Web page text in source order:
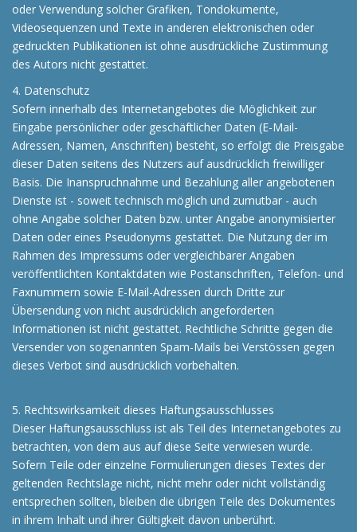
oder Verwendung solcher Grafiken, Tondokumente,
Videosequenzen und Texte in anderen elektronischen oder
gedruckten Publikationen ist ohne ausdrückliche Zustimmung
des Autors nicht gestattet.
4. Datenschutz
Sofern innerhalb des Internetangebotes die Möglichkeit zur
Eingabe persönlicher oder geschäftlicher Daten (E-Mail-
Adressen, Namen, Anschriften) besteht, so erfolgt die Preisgabe
dieser Daten seitens des Nutzers auf ausdrücklich freiwilliger
Basis. Die Inanspruchnahme und Bezahlung aller angebotenen
Dienste ist - soweit technisch möglich und zumutbar - auch
ohne Angabe solcher Daten bzw. unter Angabe anonymisierter
Daten oder eines Pseudonyms gestattet. Die Nutzung der im
Rahmen des Impressums oder vergleichbarer Angaben
veröffentlichten Kontaktdaten wie Postanschriften, Telefon- und
Faxnummern sowie E-Mail-Adressen durch Dritte zur
Übersendung von nicht ausdrücklich angeforderten
Informationen ist nicht gestattet. Rechtliche Schritte gegen die
Versender von sogenannten Spam-Mails bei Verstössen gegen
dieses Verbot sind ausdrücklich vorbehalten.
5. Rechtswirksamkeit dieses Haftungsausschlusses
Dieser Haftungsausschluss ist als Teil des Internetangebotes zu
betrachten, von dem aus auf diese Seite verwiesen wurde.
Sofern Teile oder einzelne Formulierungen dieses Textes der
geltenden Rechtslage nicht, nicht mehr oder nicht vollständig
entsprechen sollten, bleiben die übrigen Teile des Dokumentes
in ihrem Inhalt und ihrer Gültigkeit davon unberührt.